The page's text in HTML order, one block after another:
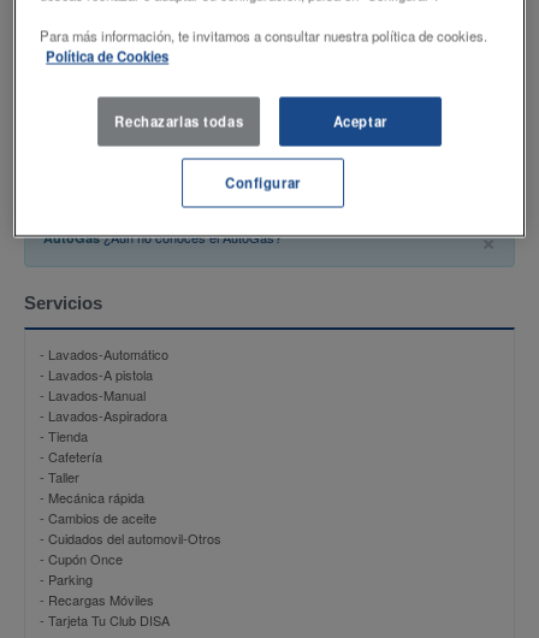
- DISAMax 98
- DISAEco GASOLINA 95
- AutoGas
- DISAMax gasoil
×
AutoGas¿Aún no conoces el AutoGas?
Servicios
- Lavados-Automático
- Lavados-A pistola
- Lavados-Manual
- Lavados-Aspiradora
- Tienda
- Cafetería
- Taller
- Mecánica rápida
- Cambios de aceite
- Cuidados del automovil-Otros
- Cupón Once
- Parking
- Recargas Móviles
- Tarjeta Tu Club DISA
Para más información, te invitamos a consultar nuestra política de cookies.
Política de Cookies
Rechazarlas todas Aceptar
Configurar